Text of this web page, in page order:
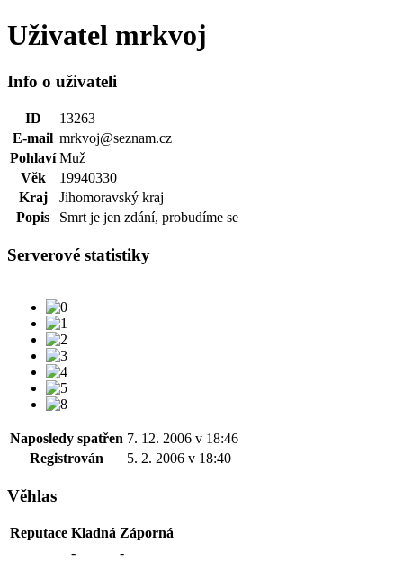
Uživatel mrkvoj
Info o uživateli
ID
13263
E-mail mrkvoj@seznam.cz
Pohlaví Muž
Věk
19940330
Kraj
Jihomoravský kraj
Popis
Smrt je jen zdání, probudíme se
Serverové statistiky
Naposledy spatřen 7. 12. 2006 v 18:46
Registrován
5. 2. 2006 v 18:40
Věhlas
Reputace Kladná Záporná
-
-